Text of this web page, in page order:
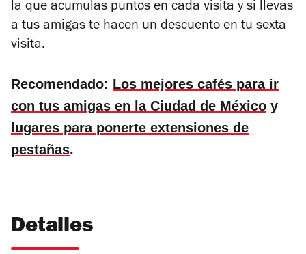
la que acumulas puntos en cada visita y si llevas
a tus amigas te hacen un descuento en tu sexta
visita.
Recomendado: Los mejores cafés para ir
con tus amigas en la Ciudad de México y
lugares para ponerte extensiones de
pestañas.
Detalles